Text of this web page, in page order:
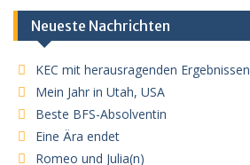
Neueste Nachrichten
KEC mit herausragenden Ergebnissen
Mein Jahr in Utah, USA
Beste BFS-Absolventin
Eine Ära endet
Romeo und Julia(n)